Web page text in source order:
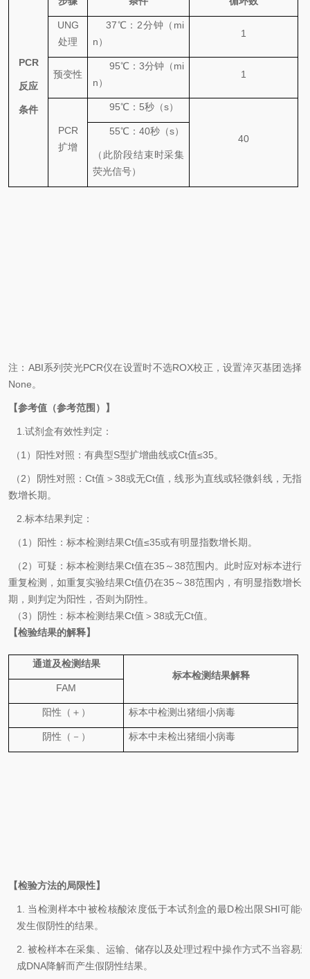
PCR
反应
条件
UNG
处理
37℃ ： 2分钟（ mi
n）
1
预变性
95℃ ： 3分钟（mi
n）
1
PCR
扩增
95℃ ： 5秒（s）
40
55℃ ： 40秒（s）
（此阶段结束时采集
荧光信号）
注： ABI系列荧光PCR仪在设置时不选ROX校正，设置淬灭基团选择
None。
【参考值（参考范围）】
1. 试剂盒有效性判定：
（1 ）阳性对照：有典型S型扩增曲线或Ct值≤35。
（2）阴性对照：Ct值＞ 38或无Ct值，线形为直线或轻微斜线，无指
数增长期。
2. 标本结果判定：
（1 ） 阳性：标本检测结果Ct值≤35或有明显指数增长期。
（2）可疑： 标本检测结果Ct值在35 ～38范围内。此时应对标本进行
重复检测，如重复实验结果Ct值仍在35 ～38范围内，有明显指数增长
期，则判定为阳性，否则为阴性。
（3）阴性：标本检测结果Ct值＞ 38或无Ct值。
【检验结果的解释】
通道及检测结果
标本检测结果解释
FAM
阳性（＋） 标本中检测 出猪细小病毒
阴性（－） 标本中未检出猪细小病毒
【检验方法的局限性】
1. 当检测样本中被检核酸浓度低于本试剂盒的最D检出限SHI可能会
发生假阴性的结果。
2.被检样本在采集、运输、储存以及处理过程中操作方式不当容易造
成DNA降解而产生假阴性结果。